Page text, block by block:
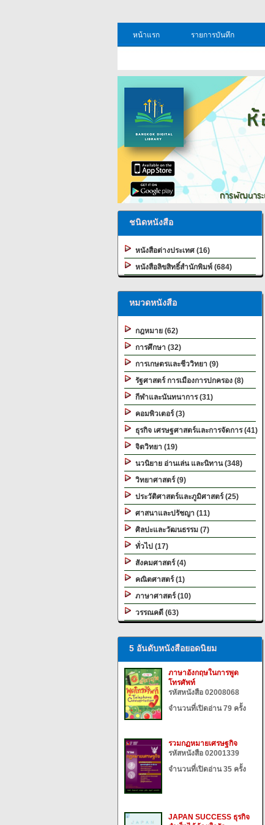
หน้าแรก
รายการบันทึก
ชนิดหนังสือ
หนังสือต่างประเทศ (16)
หนังสือลิขสิทธิ์สำนักพิมพ์ (684)
หมวดหนังสือ
กฎหมาย (62)
การศึกษา (32)
การเกษตรและชีววิทยา (9)
รัฐศาสตร์ การเมืองการปกครอง (8)
กีฬาและนันทนาการ (31)
คอมพิวเตอร์ (3)
ธุรกิจ เศรษฐศาสตร์และการจัดการ (41)
จิตวิทยา (19)
นวนิยาย อ่านเล่น และนิทาน (348)
วิทยาศาสตร์ (9)
ประวัติศาสตร์และภูมิศาสตร์ (25)
ศาสนาและปรัชญา (11)
ศิลปะและวัฒนธรรม (7)
ทั่วไป (17)
สังคมศาสตร์ (4)
คณิตศาสตร์ (1)
ภาษาศาสตร์ (10)
วรรณคดี (63)
5 อันดับหนังสือยอดนิยม
ภาษาอังกฤษในการพูด
โทรศัพท์
รหัสหนังสือ 02008068
จำนวนที่เปิดอ่าน 79 ครั้ง
รวมกฏหมายเศรษฐกิจ
รหัสหนังสือ 02001339
จำนวนที่เปิดอ่าน 35 ครั้ง
JAPAN SUCCESS ธุรกิจ